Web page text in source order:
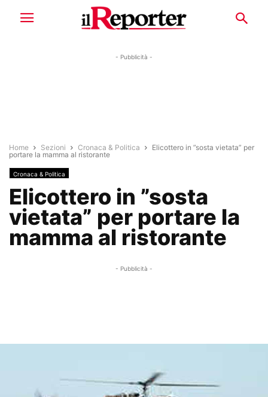
- Pubblicità -
Home Sezioni Cronaca & Politica
Elicottero in ”sosta vietata” per
portare la mamma al ristorante
Cronaca & Politica
Elicottero in ”sosta
vietata” per portare la
mamma al ristorante
- Pubblicità -